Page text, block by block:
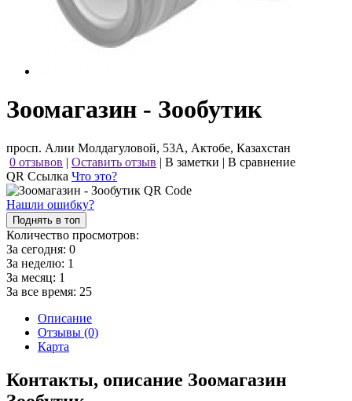
Зоомагазин - Зообутик
просп. Алии Молдагуловой, 53А, Актобе, Казахстан
0 отзывов | Оставить отзыв | В заметки | В сравнение
QR Ссылка Что это?
Нашли ошибку?
Поднять в топ
Количество просмотров:
За сегодня: 0
За неделю: 1
За месяц: 1
За все время: 25
Описание
Отзывы (0)
Карта
Контакты, описание Зоомагазин